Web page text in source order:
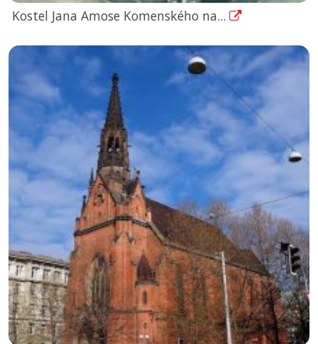
Kostel Jana Amose Komenského na...